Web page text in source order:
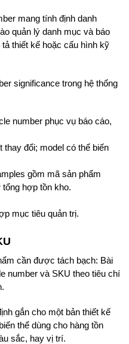
mang tính định danh
quản lý danh mục và báo
thiết kế hoặc cấu hình kỹ
significance trong hệ thống
number phục vụ báo cáo,
thay đổi; model có thể biến
gồm mã sản phẩm
hợp tồn kho.
mục tiêu quản trị.
cần được tách bạch: Bài
number và SKU theo tiêu chí
gắn cho một bản thiết kế
thể dùng cho hàng tồn
sắc, hay vị trí.